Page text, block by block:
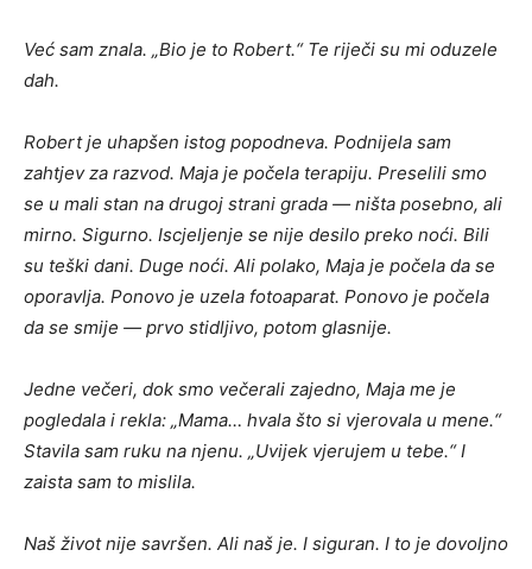
Već sam znala. „Bio je to Robert.“ Te riječi su mi oduzele
dah.
Robert je uhapšen istog popodneva. Podnijela sam
zahtjev za razvod. Maja je počela terapiju. Preselili smo
se u mali stan na drugoj strani grada — ništa posebno, ali
mirno. Sigurno. Iscjeljenje se nije desilo preko noći. Bili
su teški dani. Duge noći. Ali polako, Maja je počela da se
oporavlja. Ponovo je uzela fotoaparat. Ponovo je počela
da se smije — prvo stidljivo, potom glasnije.
Jedne večeri, dok smo večerali zajedno, Maja me je
pogledala i rekla: „Mama… hvala što si vjerovala u mene.“
Stavila sam ruku na njenu. „Uvijek vjerujem u tebe.“ I
zaista sam to mislila.
Naš život nije savršen. Ali naš je. I siguran. I to je dovoljno